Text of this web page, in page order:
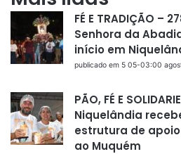
FÉ E TRADIÇÃO –
Senhora da
início em
publicado em 5 05-03:00
PÃO, FÉ E
Niquelândia
estrutura de
ao Muquém